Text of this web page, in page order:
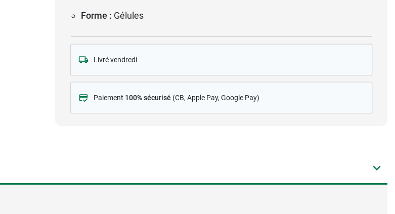
Forme : Gélules
Livré vendredi
Paiement 100% sécurisé (CB, Apple Pay, Google Pay)